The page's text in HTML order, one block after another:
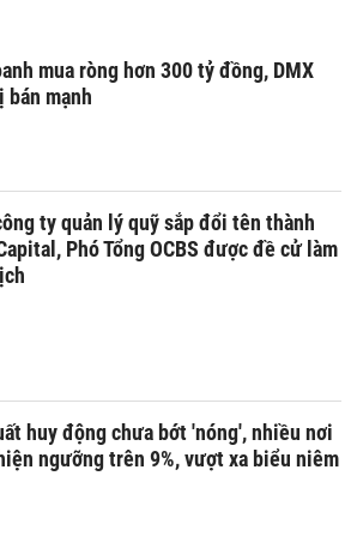
mua ròng hơn 300 tỷ đồng, DMX
bán mạnh
ty quản lý quỹ sắp đổi tên thành
Phó Tổng OCBS được đề cử làm
huy động chưa bớt 'nóng', nhiều nơi
ngưỡng trên 9%, vượt xa biểu niêm